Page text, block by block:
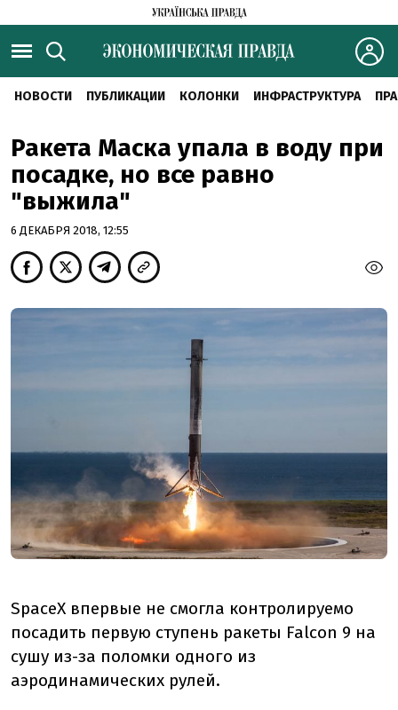
НОВОСТИ ПУБЛИКАЦИИ КОЛОНКИ ИНФРАСТРУКТУРА
Ракета Маска упала в воду при
посадке, но все равно
"выжила"
6 ДЕКАБРЯ 2018, 12:55
SpaceX впервые не смогла контролируемо
посадить первую ступень ракеты Falcon 9 на
сушу из-за поломки одного из
аэродинамических рулей.